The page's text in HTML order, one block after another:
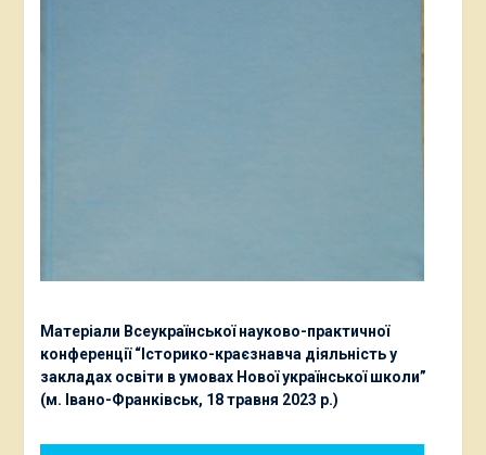
Матеріали Всеукраїнської науково-практичної
конференції “Історико-краєзнавча діяльність у
закладах освіти в умовах Нової української школи”
(м. Івано-Франківськ, 18 травня 2023 р.)